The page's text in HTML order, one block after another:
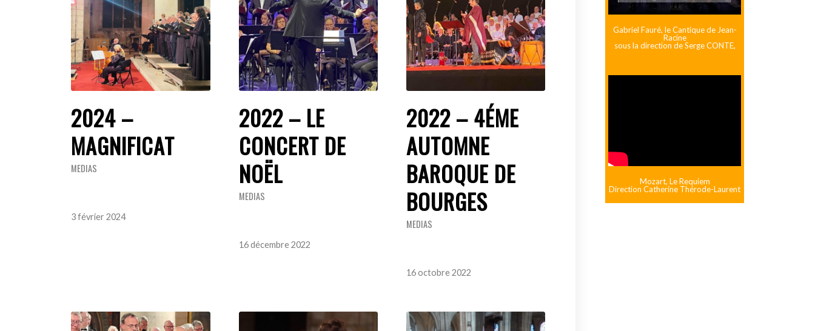
2024 –
MAGNIFICAT
MEDIAS
3 février 2024
2022 – LE
CONCERT DE
NOËL
MEDIAS
16 décembre 2022
2022 – 4ÉME
AUTOMNE
BAROQUE DE
BOURGES
MEDIAS
16 octobre 2022
Gabriel Fauré, le Cantique de Jean-
Racine
sous la direction de Serge CONTE,
Mozart, Le Requiem
Direction Catherine Thérode-Laurent